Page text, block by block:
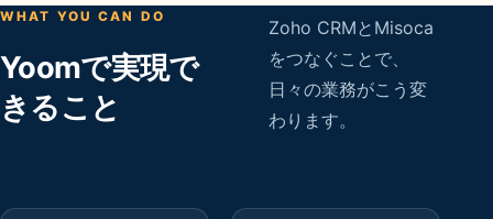
WHAT YOU CAN DO
Yoomで実現で
きること
Zoho CRMとMisoca
をつなぐことで、
日々の業務がこう変
わります。